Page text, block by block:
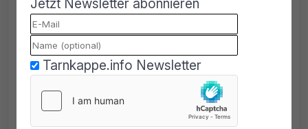
Kryptomixer-Razzia in Stuttgart: 140
Mio. Dollar im Visier der Ermittler
Kryptomixer-Razzia in Stuttgart: Ermittler
durchsuchen Wohnungen wegen
Geldwäsche. 140 Mio. Dollar sollen über
Kryptomixer geflossen sein.
Tarnkappe.info Newsletter